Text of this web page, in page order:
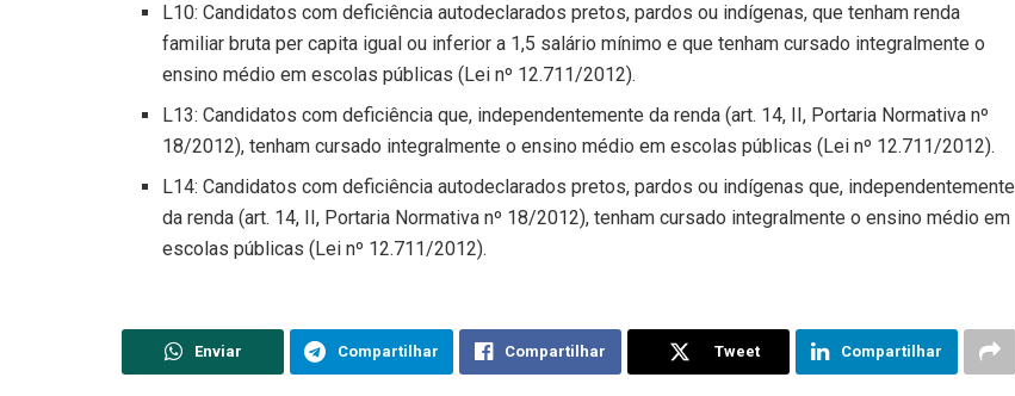
L10: Candidatos com deficiência autodeclarados pretos, pardos ou indígenas, que tenham renda
familiar bruta per capita igual ou inferior a 1,5 salário mínimo e que tenham cursado integralmente o
ensino médio em escolas públicas (Lei nº 12.711/2012).
L13: Candidatos com deficiência que, independentemente da renda (art. 14, II, Portaria Normativa nº
18/2012), tenham cursado integralmente o ensino médio em escolas públicas (Lei nº 12.711/2012).
L14: Candidatos com deficiência autodeclarados pretos, pardos ou indígenas que, independentemente
da renda (art. 14, II, Portaria Normativa nº 18/2012), tenham cursado integralmente o ensino médio em
escolas públicas (Lei nº 12.711/2012).
Enviar Compartilhar Compartilhar Tweet Compartilhar